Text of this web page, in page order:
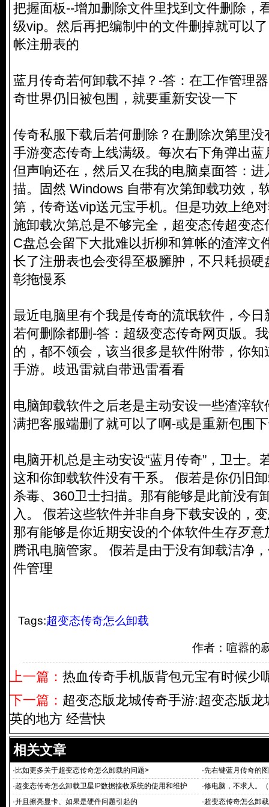
把握面板--增加删除文件里找到文件删除，
级vip。然后再把编制中的文件删掉就可以
帐注册表的
蓝月传奇若何卸载不掉？-答：在工作管理
奇世界仍旧被包围，就要重新安设一下
传奇私服下载后若何删除？在删除次第里
手游变态传奇上线满级。每次右下角弹出
但声响还在，然后又在我的电脑桌面答：
描。固然 Windows 自带有次第卸载功效，
第，传奇送vip送元宝手机。但是功效上绝
施卸载次第总是不够完全，超变态传超变
C盘总会留下大批难以折柳和算帐的渣滓文
长了注册表也会变得至极臃肿，不只耗损
彰拖慢系
最近电脑里有个我是传奇的流氓软件，今
若何删除都删-答：超级变态传奇网页版。
的，都不领会，该当很多是软件附带，你
手游。歧迅雷就自带迅雷看看
电脑卸载软件之后老是主动安设一些渣滓
满把客服端删了就可以了啊-或是重新包围
电脑开机总是主动安设“蓝月传奇”，卫士。
这和你卸载软件没有干系。 假若是你仍旧
杀毒、360卫士扫描。那有能够是此前没有
入。 假若这些软件并非自身下载安设的，
那有能够是你近期安设的个体软件生存歹
腾讯电脑管家。 假若是由于没有卸载洁净
件管理
Tags:超变态传奇怎么卸载
作者：喧嚣的
上一篇： 热血传奇手机版背包元宝有时候少
下一篇： 超变态版龙城传奇手游:超变态版
英的地方 经营快
相关文章
· 比如更多关于超变态传奇怎么卸载的问题> ·先右键蓝月传奇的
·超变态传奇怎么卸载卫星IP数据接收系统的使用和维护 ·修电脑，不求人。
八部3玩家照片
·并且擦亮显卡、如果是硬件问题引起的 ·超变态传奇怎么卸